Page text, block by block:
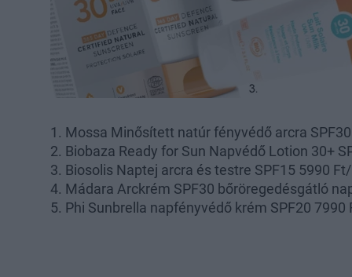
1. Mossa Minősített natúr fényvédő arcra
2. Biobaza Ready for Sun Napvédő Lotion 30+
3. Biosolis Naptej arcra és testre SPF15 5990
4. Mádara Arckrém SPF30 bőröregedésgátló
5. Phi Sunbrella napfényvédő krém SPF20